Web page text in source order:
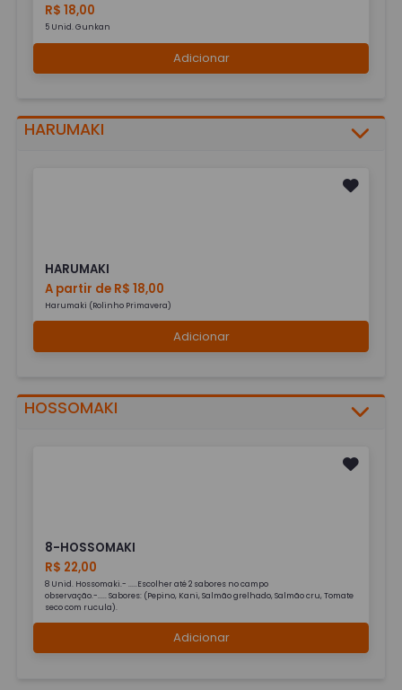
R$ 18,00
5 Unid. Gunkan
Adicionar
HARUMAKI
HARUMAKI
A partir de R$ 18,00
Harumaki (Rolinho Primavera)
Adicionar
HOSSOMAKI
8-HOSSOMAKI
R$ 22,00
8 Unid. Hossomaki.- .....Escolher até 2 sabores no campo
observação.-..... Sabores: (Pepino, Kani, Salmão grelhado, Salmão cru, Tomate
seco com rucula).
Adicionar